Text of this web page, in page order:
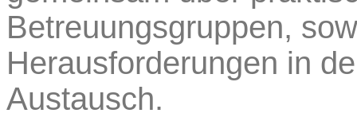
Betreuungsgruppen,
Herausforderungen in
Austausch.